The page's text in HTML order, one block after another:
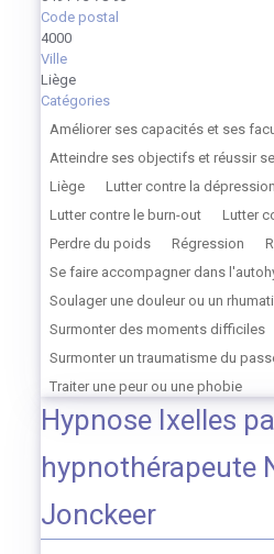
Code postal
4000
Ville
Liège
Catégories
Améliorer ses capacités et ses
Atteindre ses objectifs et réussir
Liège
Lutter contre la dépression
Lutter contre le burn-out
Lutter
Perdre du poids
Régression
Se faire accompagner dans
Soulager une douleur ou un
Surmonter des moments difficiles
Surmonter un traumatisme du
Traiter une peur ou une phobie
Hypnose Ixelles
hypnothérapeute
Jonckeer